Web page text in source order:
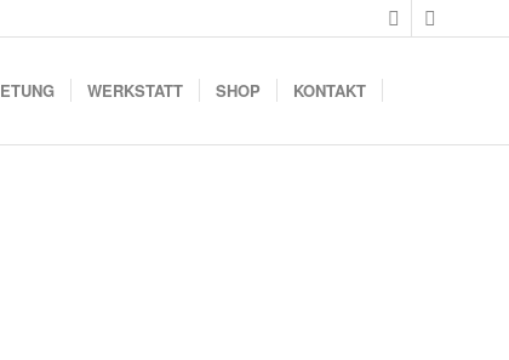
WERKSTATT SHOP KONTAKT